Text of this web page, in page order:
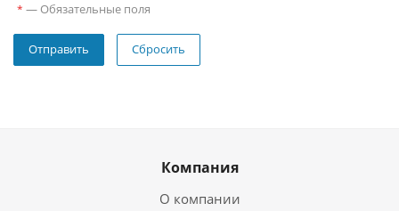
* — Обязательные поля
Сбросить
Компания
О компании